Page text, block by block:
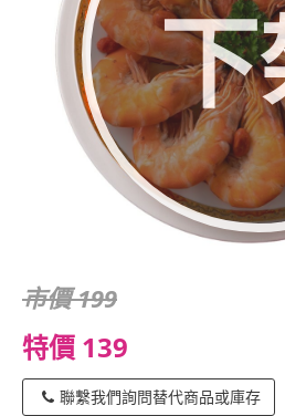
市價 199
特價 139
聯繫我們詢問替代商品或庫存